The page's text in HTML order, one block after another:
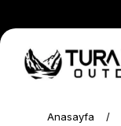
Anasayfa